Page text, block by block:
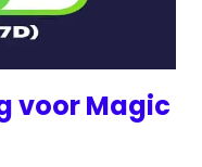
voor Magic